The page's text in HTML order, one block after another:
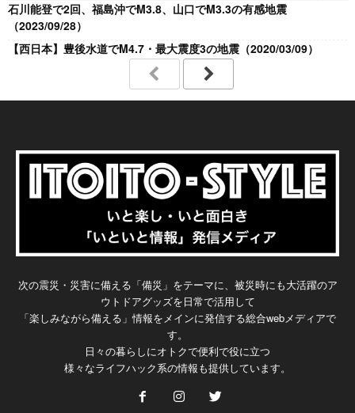
石川能登で2回、福島沖でM3.8、山口でM3.3の有感地震
（2023/09/28）
【西日本】豊後水道でM4.7・最大震度3の地震（2020/03/09）
次の震災・災害に備える「備災」をテーマに、被災時にも大活躍のア
ウトドアグッズを日常で活用して
「楽しみながら備える」情報をメインに発信する総合webメディアで
す。
日々の暮らしにオトクで便利で役に立つ
様々なライフハック系の情報も提供しています。